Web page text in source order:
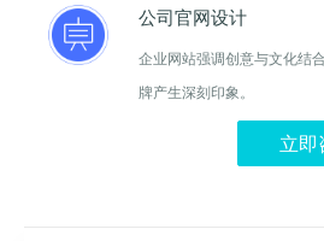
公司官网设计
企业网站强调创意与文化结
牌产生深刻印象。
立即